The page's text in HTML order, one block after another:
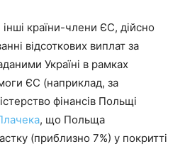
країни-члени ЄС, дійсно
відсоткових виплат за
Україні в рамках
ЄС (наприклад, за
фінансів Польщі
, що Польща
(приблизно 7%) у покритті